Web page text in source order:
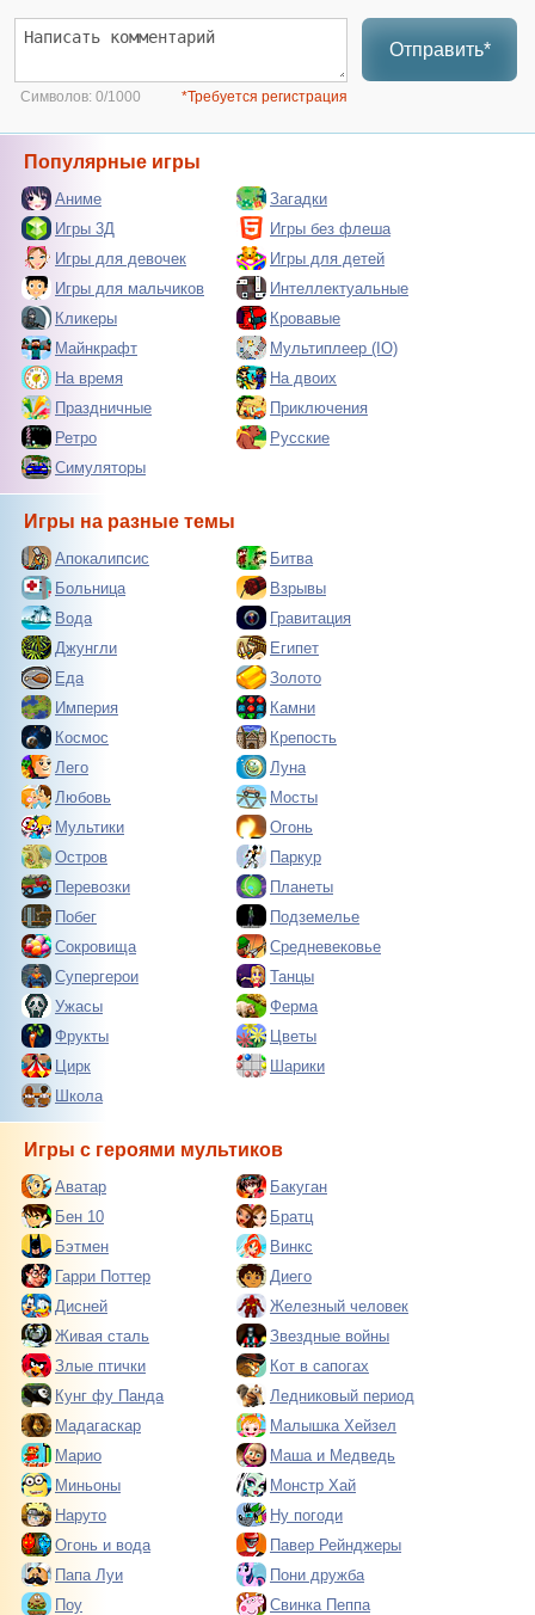
Отправить*
Символов: 0/1000 *Требуется регистрация
Популярные игры
Аниме
Загадки
Игры 3Д
Игры без флеша
Игры для девочек
Игры для детей
Игры для мальчиков
Интеллектуальные
Кликеры
Кровавые
Майнкрафт
Мультиплеер (IO)
На время
На двоих
Праздничные
Приключения
Ретро
Русские
Симуляторы
Игры на разные темы
Апокалипсис
Битва
Больница
Взрывы
Вода
Гравитация
Джунгли
Египет
Еда
Золото
Империя
Камни
Космос
Крепость
Лего
Луна
Любовь
Мосты
Мультики
Огонь
Остров
Паркур
Перевозки
Планеты
Побег
Подземелье
Сокровища
Средневековье
Супергерои
Танцы
Ужасы
Ферма
Фрукты
Цветы
Цирк
Шарики
Школа
Игры с героями мультиков
Аватар
Бакуган
Бен 10
Братц
Бэтмен
Винкс
Гарри Поттер
Диего
Дисней
Железный человек
Живая сталь
Звездные войны
Злые птички
Кот в сапогах
Кунг фу Панда
Ледниковый период
Мадагаскар
Малышка Хейзел
Марио
Маша и Медведь
Миньоны
Монстр Хай
Наруто
Ну погоди
Огонь и вода
Павер Рейнджеры
Папа Луи
Пони дружба
Поу
Свинка Пеппа